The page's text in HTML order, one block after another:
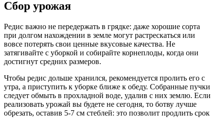
Сбор урожая
Редис важно не передержать в грядке: даже хорошие сорта
при долгом нахождении в земле могут растрескаться или
вовсе потерять свои ценные вкусовые качества. Не
затягивайте с уборкой и собирайте корнеплоды, когда они
достигнут средних размеров.
Чтобы редис дольше хранился, рекомендуется пролить его с
утра, а приступить к уборке ближе к обеду. Собранные пучки
следует обмыть в прохладной воде, удалив с них землю. Если
реализовать урожай вы будете не сегодня, то ботву лучше
обрезать, оставив 5-7 см стеблей: это позволит продлить срок